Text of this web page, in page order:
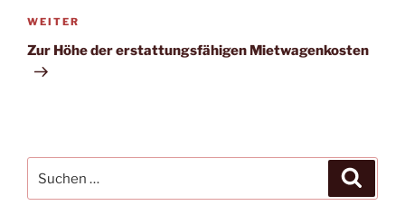
Nächster
Beitrag
WEITER
Zur Höhe der erstattungsfähigen Mietwagenkosten
nach: